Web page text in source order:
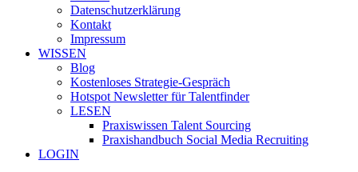
Datenschutzerklärung
Kontakt
Impressum
WISSEN
Blog
Kostenloses Strategie-Gespräch
Hotspot Newsletter für Talentfinder
LESEN
Praxiswissen Talent Sourcing
Praxishandbuch Social Media Recruiting
LOGIN